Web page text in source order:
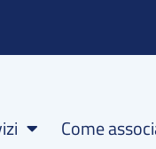
Come